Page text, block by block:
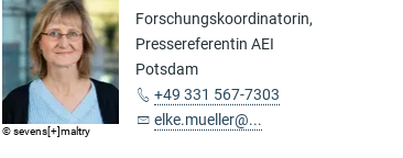
© sevens[+]maltry
Forschungskoordinatorin,
Pressereferentin AEI
Potsdam
+49 331 567-7303
elke.mueller@...